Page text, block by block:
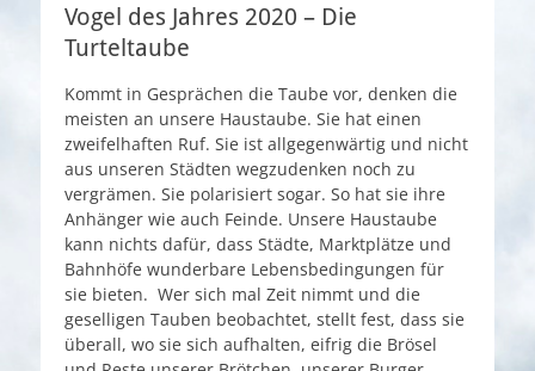
Vogel des Jahres 2020 – Die
Turteltaube
Kommt in Gesprächen die Taube vor, denken die
meisten an unsere Haustaube. Sie hat einen
zweifelhaften Ruf. Sie ist allgegenwärtig und nicht
aus unseren Städten wegzudenken noch zu
vergrämen. Sie polarisiert sogar. So hat sie ihre
Anhänger wie auch Feinde. Unsere Haustaube
kann nichts dafür, dass Städte, Marktplätze und
Bahnhöfe wunderbare Lebensbedingungen für
sie bieten. Wer sich mal Zeit nimmt und die
geselligen Tauben beobachtet, stellt fest, dass sie
überall, wo sie sich aufhalten, eifrig die Brösel